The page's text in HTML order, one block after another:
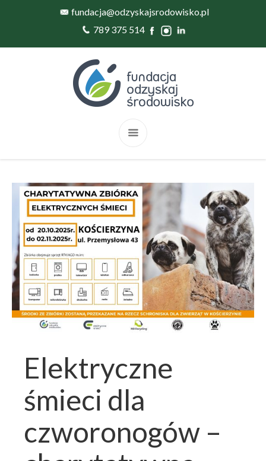
fundacja@odzyskajsrodowisko.pl
789 375 514
Elektryczne
śmieci dla
czworonogów –